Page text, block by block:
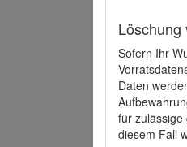
Löschung
Sofern Ihr
Daten
für
diesem Fall